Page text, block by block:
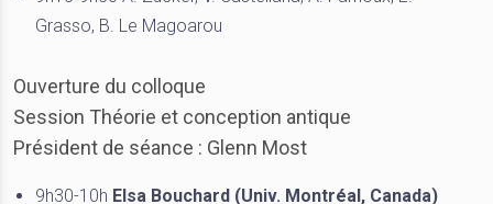
Grasso, B. Le Magoarou
Ouverture du colloque
Session Théorie et conception antique
Président de séance : Glenn Most
9h30-10h Elsa Bouchard (Univ. Montréal, Canada)